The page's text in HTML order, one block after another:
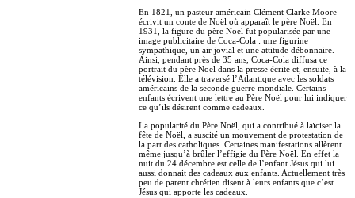
En 1821, un pasteur américain Clément Clarke Moore
écrivit un conte de Noël où apparaît le père Noël. En
1931, la figure du père Noël fut popularisée par une
image publicitaire de Coca-Cola : une figurine
sympathique, un air jovial et une attitude débonnaire.
Ainsi, pendant près de 35 ans, Coca-Cola diffusa ce
portrait du père Noël dans la presse écrite et, ensuite, à la
télévision. Elle a traversé l’Atlantique avec les soldats
américains de la seconde guerre mondiale. Certains
enfants écrivent une lettre au Père Noël pour lui indiquer
ce qu’ils désirent comme cadeaux.
La popularité du Père Noël, qui a contribué à laïciser la
fête de Noël, a suscité un mouvement de protestation de
la part des catholiques. Certaines manifestations allèrent
même jusqu’à brûler l’effigie du Père Noël. En effet la
nuit du 24 décembre est celle de l’enfant Jésus qui lui
aussi donnait des cadeaux aux enfants. Actuellement très
peu de parent chrétien disent à leurs enfants que c’est
Jésus qui apporte les cadeaux.